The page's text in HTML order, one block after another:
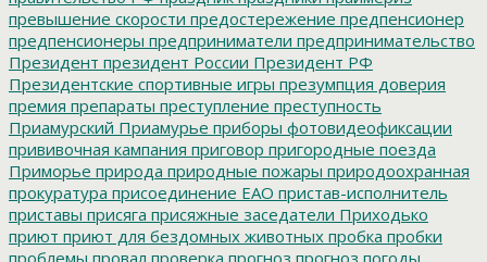
превышение скорости предостережение предпенсионер
предпенсионеры предприниматели предпринимательство
Президент президент России Президент РФ
Президентские спортивные игры презумпция доверия
премия препараты преступление преступность
Приамурский Приамурье приборы фотовидеофиксации
прививочная кампания приговор пригородные поезда
Приморье природа природные пожары природоохранная
прокуратура присоединение ЕАО пристав-исполнитель
приставы присяга присяжные заседатели Приходько
приют приют для бездомных животных пробка пробки
проблемы провал проверка прогноз прогноз погоды